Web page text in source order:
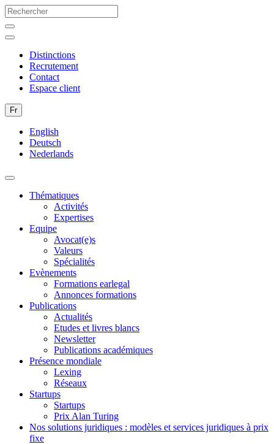
Distinctions
Recrutement
Contact
Espace client
Fr
English
Deutsch
Nederlands
Thématiques
Activités
Expertises
Equipe
Avocat(e)s
Valeurs
Spécialités
Evènements
Formations earlegal
Annonces formations
Publications
Actualités
Etudes et livres blancs
Newsletter
Publications académiques
Présence mondiale
Lexing
Réseaux
Startups
Startups
Prix Alan Turing
Nos solutions juridiques : modèles et services juridiques à prix
fixe